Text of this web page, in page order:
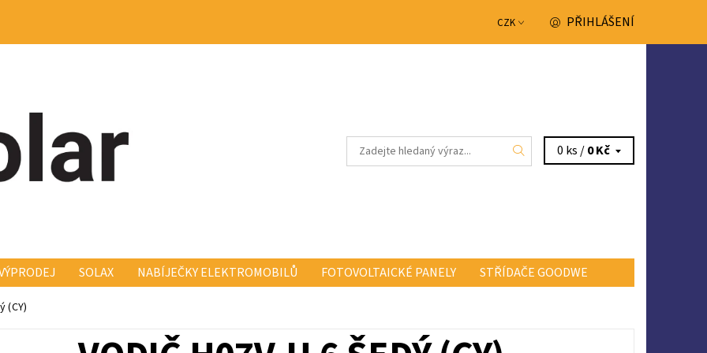
CZK PŘIHLÁŠENÍ
0 ks /0 Kč
SOLAX NABÍJEČKY ELEKTROMOBILŮ FOTOVOLTAICKÉ PANELY
STŘÍDAČE GOODWE
KONSTRUKCE FISCHER FISCH
(CY)